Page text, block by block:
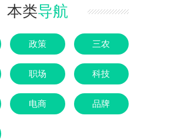
本类导航
政策 三农
职场 科技
电商 品牌